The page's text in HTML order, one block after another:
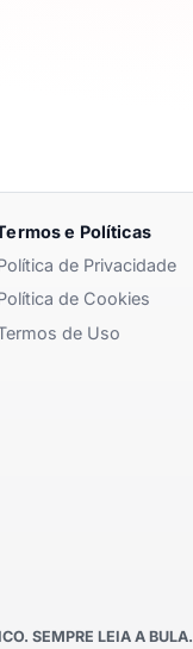
e Políticas
de Privacidade
de Cookies
de Uso
SEMPRE LEIA A BULA.